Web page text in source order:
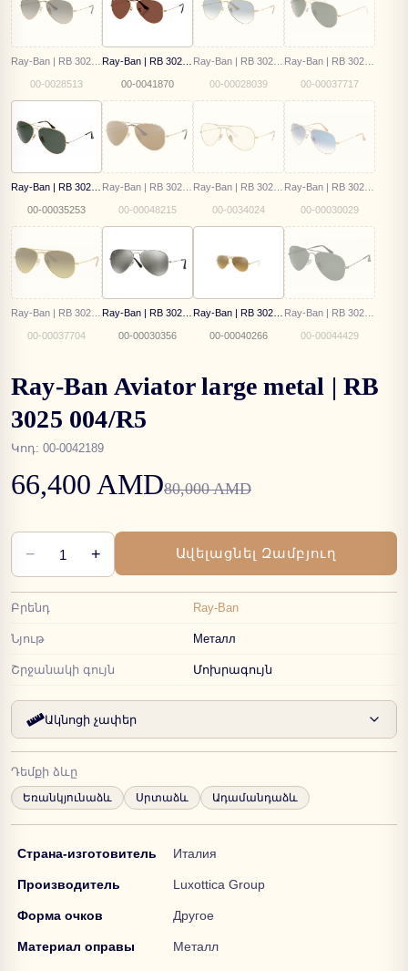
00-0028513 00-0041870 00-00028039 00-00037717
00-00035253 00-00048215 00-0034024 00-00030029
00-00037704 00-00030356 00-00040266 00-00044429
Ray-Ban Aviator large metal | RB
3025 004/R5
Կոդ: 00-0042189
66,400 AMD80,000 AMD
− 1 + Ավելացնել Զամբյուղ
Բրենդ Ray-Ban
Նյութ Металл
Շրջանակի գույն Մոխրագույն
Ակնոցի չափեր
Դեմքի ձևը
Եռանկյունաձև Սրտաձև Ադամանդաձև
Страна-изготовитель Италия
Производитель Luxottica Group
Форма очков Другое
Материал оправы Металл